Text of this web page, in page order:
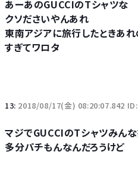
あーあのGUCCIのTシャツな
クソださいやんあれ
東南アジアに旅行したときあ
すぎてワロタ
13: 2018/08/17(金) 08:20:07.842
マジでGUCCIのTシャツみん
多分パチもんなんだろうけど